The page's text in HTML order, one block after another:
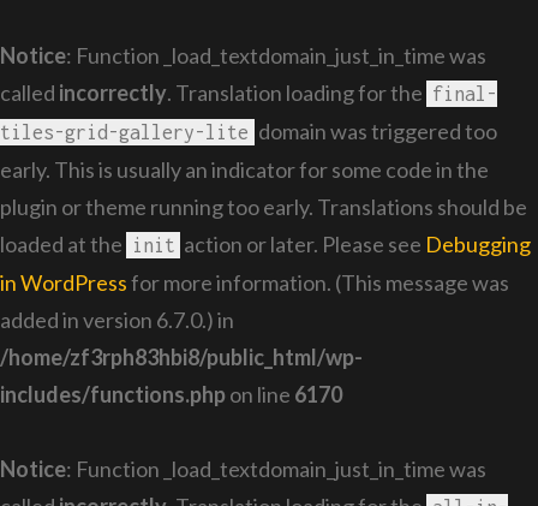
Notice: Function _load_textdomain_just_in_time was
called incorrectly. Translation loading for the final-
tiles-grid-gallery-lite domain was triggered too
early. This is usually an indicator for some code in the
plugin or theme running too early. Translations should be
loaded at the
init action or later. Please see Debugging
in WordPressfor more information. (This message was
added in version 6.7.0.) in
/home/zf3rph83hbi8/public_html/wp-
includes/functions.phpon line 6170
Notice: Function _load_textdomain_just_in_time was